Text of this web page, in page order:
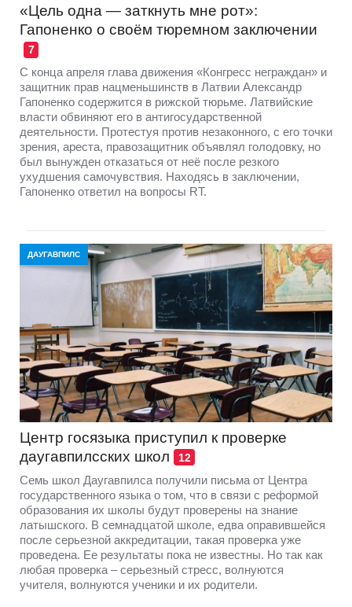
«Цель одна — заткнуть мне рот»:
Гапоненко о своём тюремном заключении
7
С конца апреля глава движения «Конгресс неграждан» и
защитник прав нацменьшинств в Латвии Александр
Гапоненко содержится в рижской тюрьме. Латвийские
власти обвиняют его в антигосударственной
деятельности. Протестуя против незаконного, с его точки
зрения, ареста, правозащитник объявлял голодовку, но
был вынужден отказаться от неё после резкого
ухудшения самочувствия. Находясь в заключении,
Гапоненко ответил на вопросы RT.
ДАУГАВПИЛС
Центр госязыка приступил к проверке
даугавпилсских школ
12
Семь школ Даугавпилса получили письма от Центра
государственного языка о том, что в связи с реформой
образования их школы будут проверены на знание
латышского. В семнадцатой школе, едва оправившейся
после серьезной аккредитации, такая проверка уже
проведена. Ее результаты пока не известны. Но так как
любая проверка – серьезный стресс, волнуются
учителя, волнуются ученики и их родители.